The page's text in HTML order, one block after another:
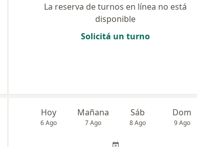
La reserva de turnos en línea no está
disponible
Solicitá un turno
Hoy
6 Ago
Mañana
7 Ago
Sáb
8 Ago
Dom
9 Ago